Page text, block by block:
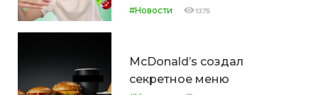
#Новости 1375
McDonald’s создал
секретное меню